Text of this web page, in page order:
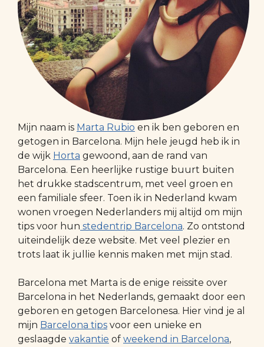
Mijn naam is Marta Rubio en ik ben geboren en
getogen in Barcelona. Mijn hele jeugd heb ik in
de wijk Horta gewoond, aan de rand van
Barcelona. Een heerlijke rustige buurt buiten
het drukke stadscentrum, met veel groen en
een familiale sfeer. Toen ik in Nederland kwam
wonen vroegen Nederlanders mij altijd om mijn
tips voor hun stedentrip Barcelona. Zo ontstond
uiteindelijk deze website. Met veel plezier en
trots laat ik jullie kennis maken met mijn stad.
Barcelona met Marta is de enige reissite over
Barcelona in het Nederlands, gemaakt door een
geboren en getogen Barcelonesa. Hier vind je al
mijn Barcelona tips voor een unieke en
geslaagde vakantie of weekend in Barcelona,